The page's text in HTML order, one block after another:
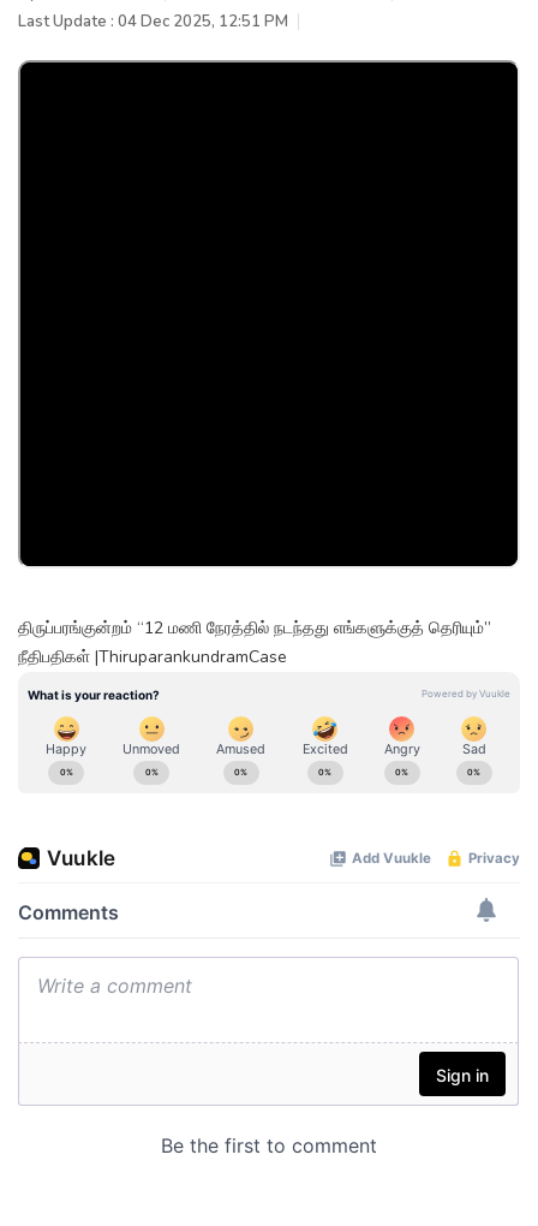
Last Update : 04 Dec 2025, 12:51 PM
திருப்பரங்குன்றம் “12 மணி நேரத்தில் நடந்தது எங்களுக்குத் தெரியும்”
நீதிபதிகள் |ThiruparankundramCase